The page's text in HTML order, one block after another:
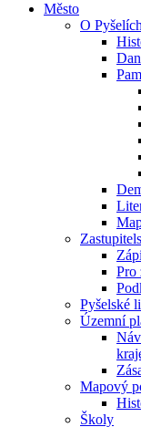
Město
O Pyšelích
Pro
Pyšelské
Územní
Mapový
Školy